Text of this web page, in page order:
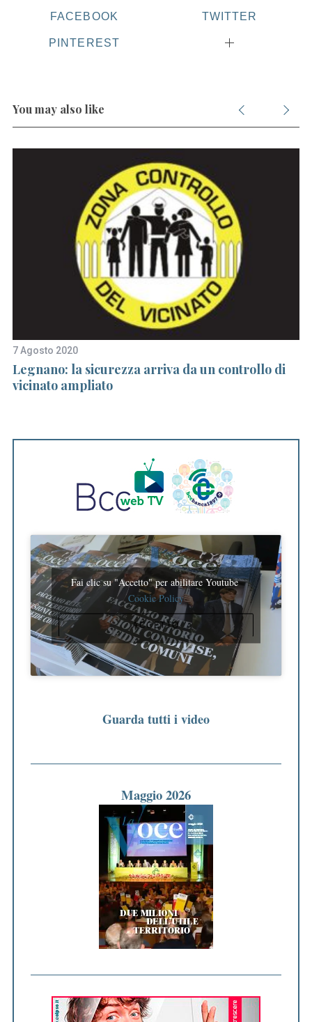
FACEBOOK TWITTER
PINTEREST
You may also like
7 Agosto 2020
Legnano: la sicurezza arriva da un controllo di
vicinato ampliato
Fai clic su "Accetto" per abilitare Youtube
Cookie Policy
ACCETTO
Guarda tutti i video
Maggio 2026